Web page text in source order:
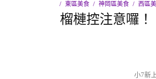
東區美食
神岡區美食 西區
榴槤控注意囉
小7新